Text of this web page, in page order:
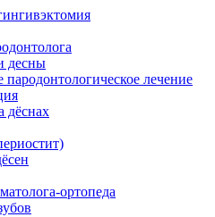
десны
лечение
дёснах
ортопеда